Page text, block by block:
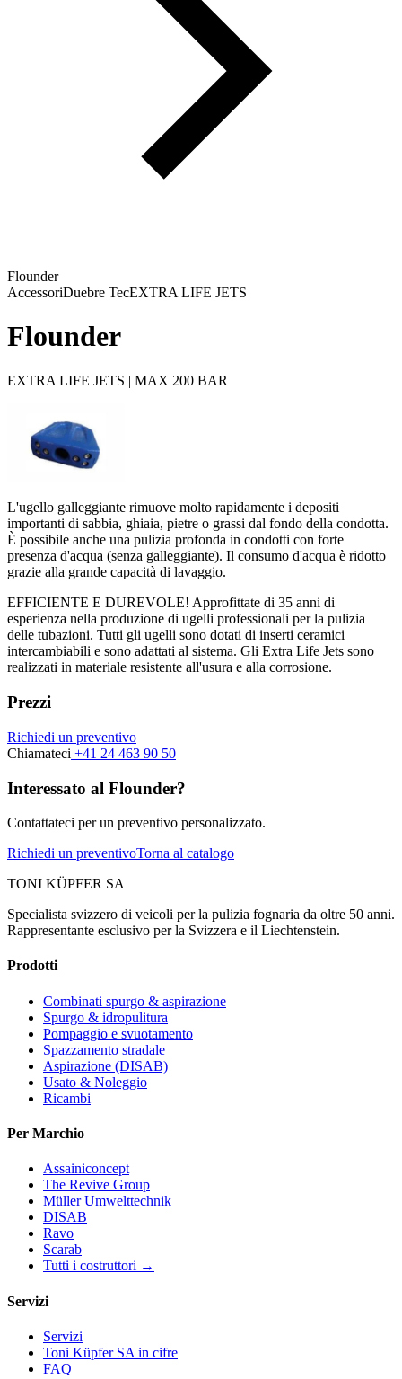
Flounder
AccessoriDuebre TecEXTRA LIFE JETS
Flounder
EXTRA LIFE JETS | MAX 200 BAR
L'ugello galleggiante rimuove molto rapidamente i depositi
importanti di sabbia, ghiaia, pietre o grassi dal fondo della condotta.
È possibile anche una pulizia profonda in condotti con forte
presenza d'acqua (senza galleggiante). Il consumo d'acqua è ridotto
grazie alla grande capacità di lavaggio.
EFFICIENTE E DUREVOLE! Approfittate di 35 anni di
esperienza nella produzione di ugelli professionali per la pulizia
delle tubazioni. Tutti gli ugelli sono dotati di inserti ceramici
intercambiabili e sono adattati al sistema. Gli Extra Life Jets sono
realizzati in materiale resistente all'usura e alla corrosione.
Prezzi
Richiedi un preventivo
Chiamateci +41 24 463 90 50
Interessato al Flounder?
Contattateci per un preventivo personalizzato.
Richiedi un preventivoTorna al catalogo
TONI KÜPFER SA
Specialista svizzero di veicoli per la pulizia fognaria da oltre 50 anni.
Rappresentante esclusivo per la Svizzera e il Liechtenstein.
Prodotti
Combinati spurgo & aspirazione
Spurgo & idropulitura
Pompaggio e svuotamento
Spazzamento stradale
Aspirazione (DISAB)
Usato & Noleggio
Ricambi
Per Marchio
Assainiconcept
The Revive Group
Müller Umwelttechnik
DISAB
Ravo
Scarab
Tutti i costruttori →
Servizi
Servizi
Toni Küpfer SA in cifre
FAQ